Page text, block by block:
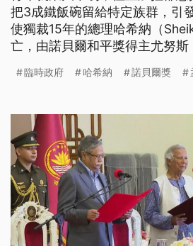
把3成鐵飯碗留給特定族群，引
使獨裁15年的總理哈希納（
亡，由諾貝爾和平獎得主尤努
收拾抗爭殘局，並投入改革，希
臨時政府 哈希納 諾貝爾獎